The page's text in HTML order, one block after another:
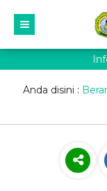
Anda disini :